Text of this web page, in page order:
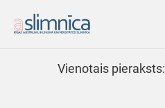
Vienotais pieraksts: